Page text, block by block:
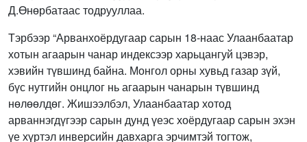
Д.Өнөрбатаас тодрууллаа.
Тэрбээр “Арванхоёрдугаар сарын 18-наас Улаанбаатар
хотын агаарын чанар индексээр харьцангуй цэвэр,
хэвийн түвшинд байна. Монгол орны хувьд газар зүй,
бүс нутгийн онцлог нь агаарын чанарын түвшинд
нөлөөлдөг. Жишээлбэл, Улаанбаатар хотод
арваннэгдүгээр сарын дунд үеэс хоёрдугаар сарын эхэн
үе хүртэл инверсийн давхарга эрчимтэй тогтож,